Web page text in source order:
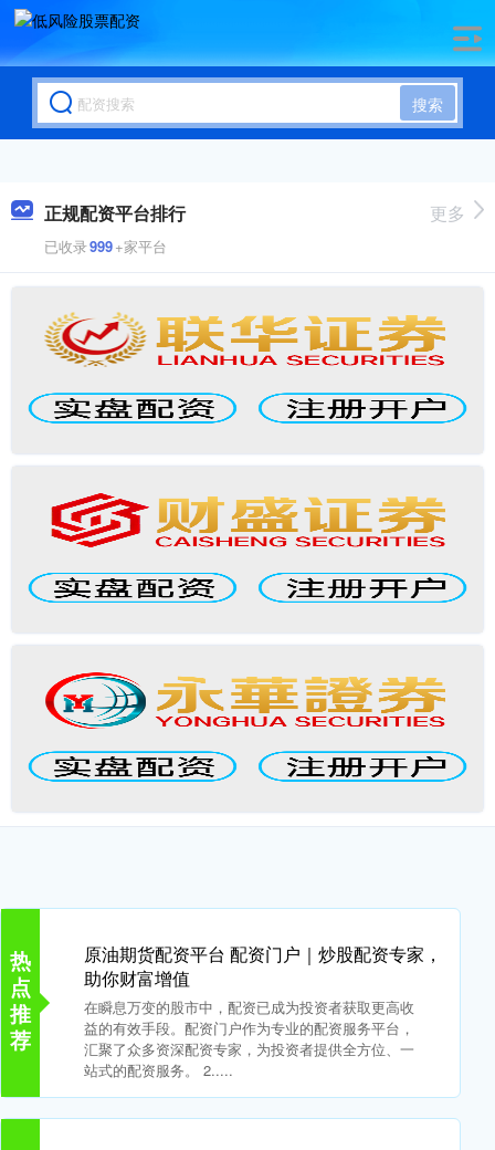
搜索
正规配资平台排行
已收录999+家平台
更多
热
点
推
荐
原油期货配资平台 配资门户｜炒股配资专家，
助你财富增值
在瞬息万变的股市中，配资已成为投资者获取更高收
益的有效手段。配资门户作为专业的配资服务平台，
汇聚了众多资深配资专家，为投资者提供全方位、一
站式的配资服务。 2.....